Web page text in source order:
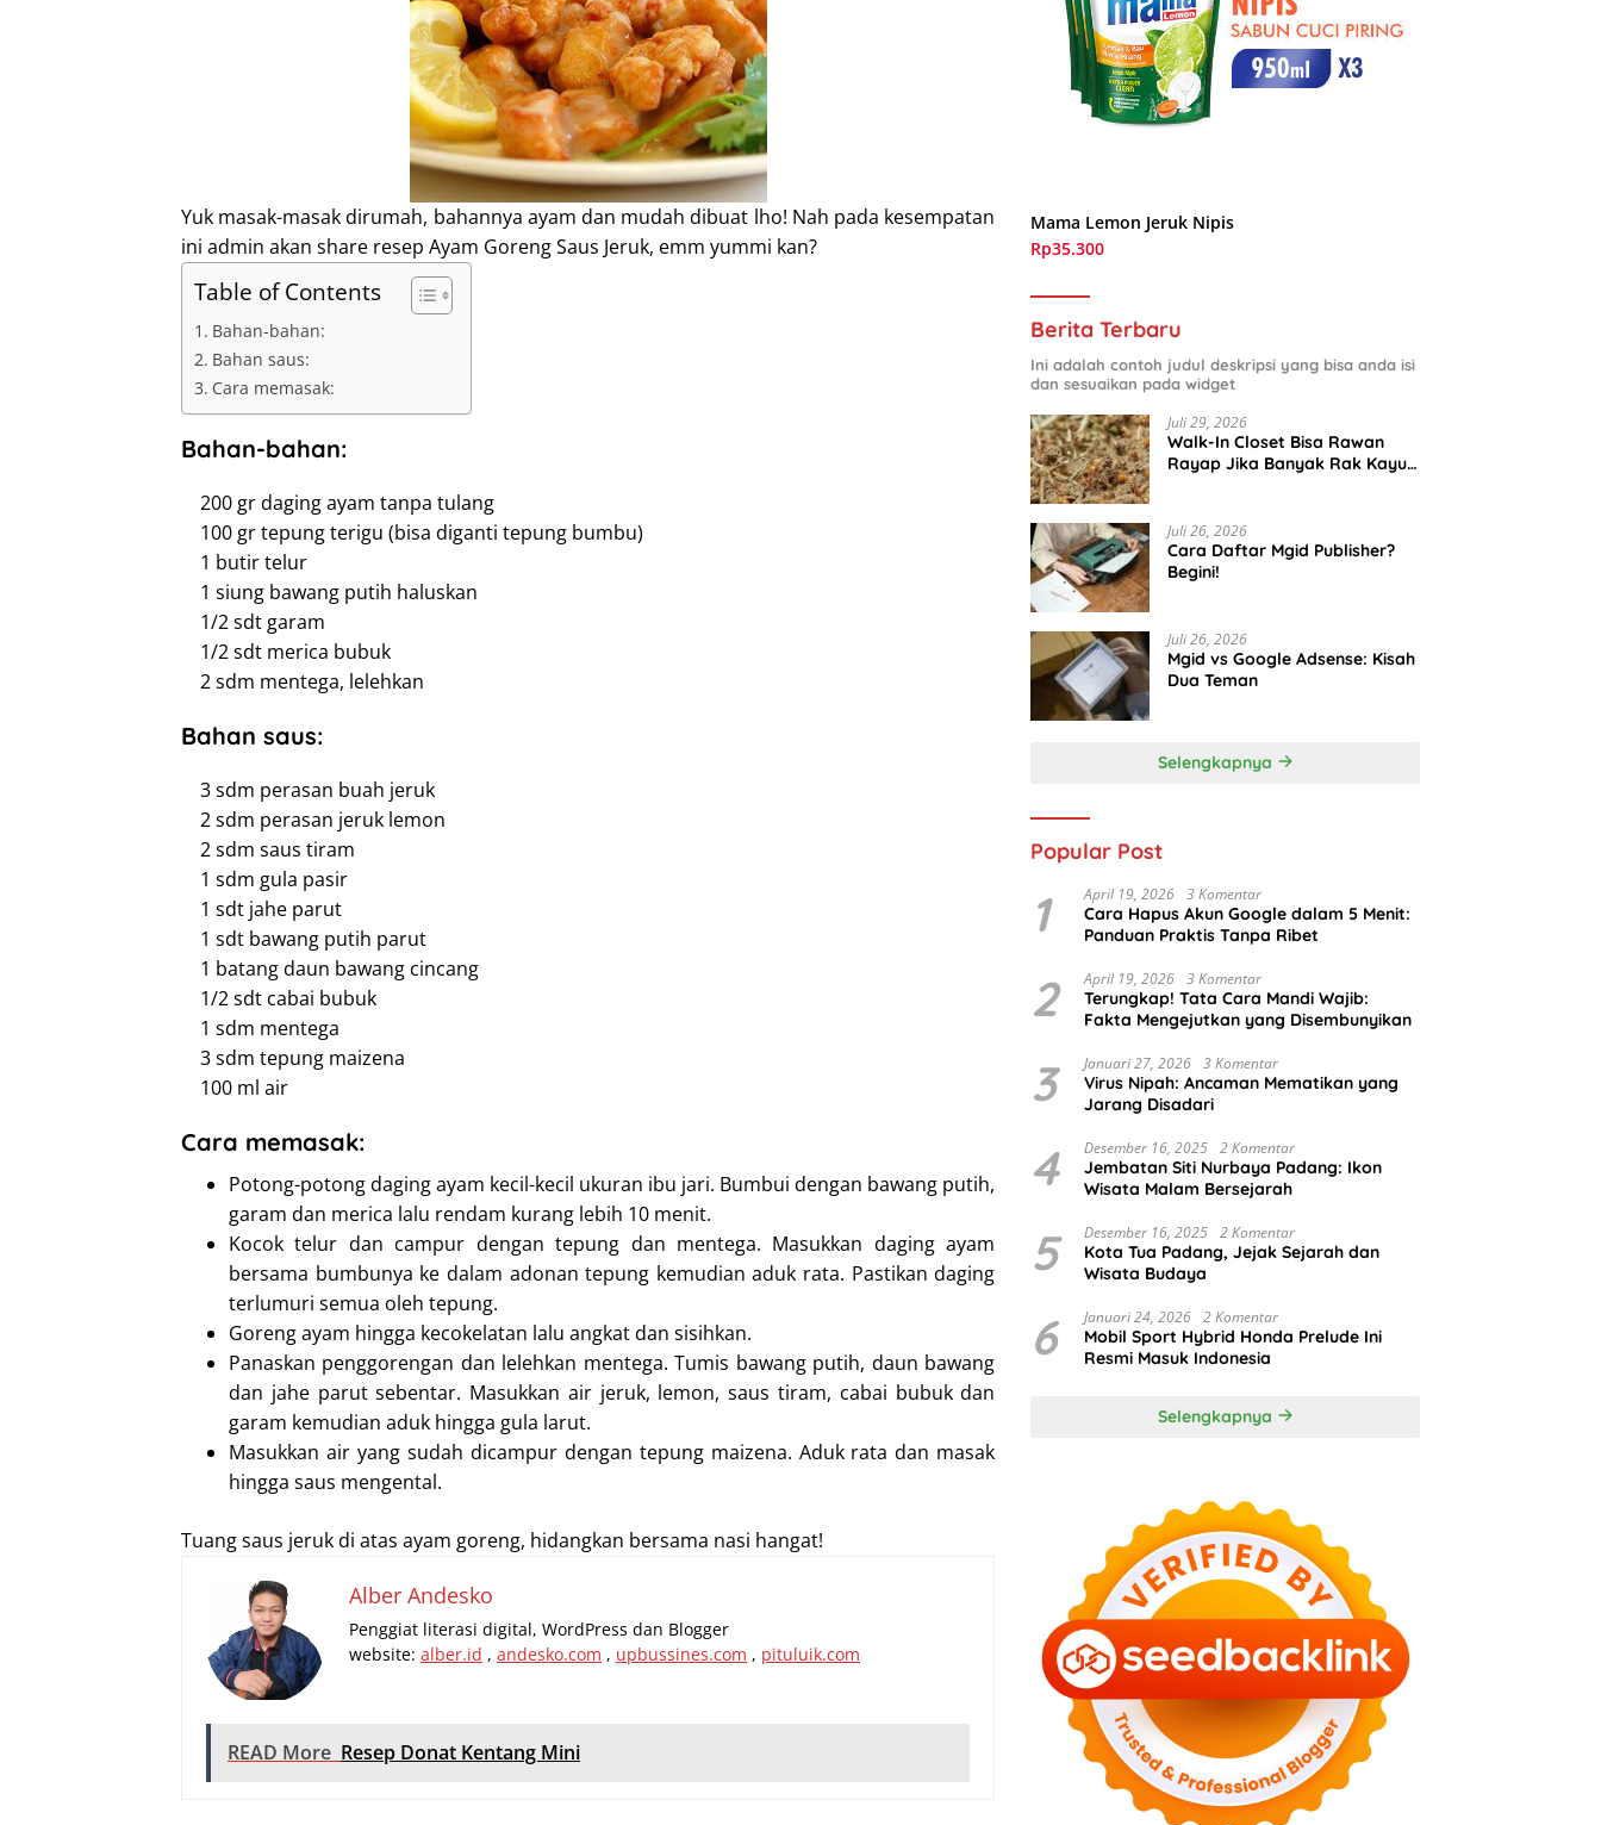
Yuk masak-masak dirumah, bahannya ayam dan mudah dibuat lho! Nah pada kesempatan
ini admin akan share resep Ayam Goreng Saus Jeruk, emm yummi kan?
Table of Contents
Bahan-bahan:
Bahan saus:
Cara memasak:
Bahan-bahan:
200 gr daging ayam tanpa tulang
100 gr tepung terigu (bisa diganti tepung bumbu)
1 butir telur
1 siung bawang putih haluskan
1/2 sdt garam
1/2 sdt merica bubuk
2 sdm mentega, lelehkan
Bahan saus:
3 sdm perasan buah jeruk
2 sdm perasan jeruk lemon
2 sdm saus tiram
1 sdm gula pasir
1 sdt jahe parut
1 sdt bawang putih parut
1 batang daun bawang cincang
1/2 sdt cabai bubuk
1 sdm mentega
3 sdm tepung maizena
100 ml air
Cara memasak:
Potong-potong daging ayam kecil-kecil ukuran ibu jari. Bumbui dengan bawang putih,
garam dan merica lalu rendam kurang lebih 10 menit.
Kocok telur dan campur dengan tepung dan mentega. Masukkan daging ayam
bersama bumbunya ke dalam adonan tepung kemudian aduk rata. Pastikan daging
terlumuri semua oleh tepung.
Goreng ayam hingga kecokelatan lalu angkat dan sisihkan.
Panaskan penggorengan dan lelehkan mentega. Tumis bawang putih, daun bawang
dan jahe parut sebentar. Masukkan air jeruk, lemon, saus tiram, cabai bubuk dan
garam kemudian aduk hingga gula larut.
Masukkan air yang sudah dicampur dengan tepung maizena. Aduk rata dan masak
hingga saus mengental.
Tuang saus jeruk di atas ayam goreng, hidangkan bersama nasi hangat!
Alber Andesko
Penggiat literasi digital, WordPress dan Blogger
website: alber.id , andesko.com , upbussines.com , pituluik.com
READ More Resep Donat Kentang Mini
Mama Lemon Jeruk Nipis
Rp35.300
Berita Terbaru
Ini adalah contoh judul deskripsi yang bisa anda isi
dan sesuaikan pada widget
Juli 29, 2026
Walk-In Closet Bisa Rawan
Rayap Jika Banyak Rak Kayu
Juli 26, 2026
Cara Daftar Mgid Publisher?
Begini!
Juli 26, 2026
Mgid vs Google Adsense: Kisah
Dua Teman
Selengkapnya
Popular Post
1 April 19, 2026 3 Komentar
Cara Hapus Akun Google dalam 5 Menit:
Panduan Praktis Tanpa Ribet
2 April 19, 2026 3 Komentar
Terungkap! Tata Cara Mandi Wajib:
Fakta Mengejutkan yang Disembunyikan
3 Januari 27, 2026 3 Komentar
Virus Nipah: Ancaman Mematikan yang
Jarang Disadari
4 Desember 16, 2025 2 Komentar
Jembatan Siti Nurbaya Padang: Ikon
Wisata Malam Bersejarah
5 Desember 16, 2025 2 Komentar
Kota Tua Padang, Jejak Sejarah dan
Wisata Budaya
6 Januari 24, 2026 2 Komentar
Mobil Sport Hybrid Honda Prelude Ini
Resmi Masuk Indonesia
Selengkapnya